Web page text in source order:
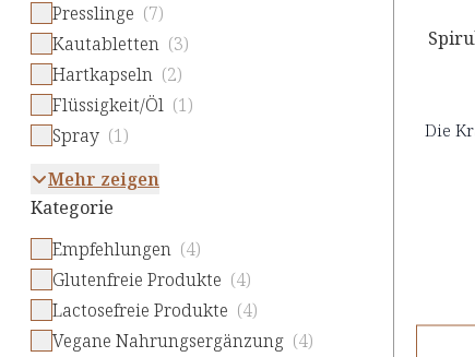
Presslinge (7)
Kautabletten (3)
Hartkapseln (2)
Flüssigkeit/Öl (1)
Spray (1)
Mehr zeigen
Kategorie
Empfehlungen (4)
Glutenfreie Produkte (4)
Lactosefreie Produkte (4)
Vegane Nahrungsergänzung (4)
Die